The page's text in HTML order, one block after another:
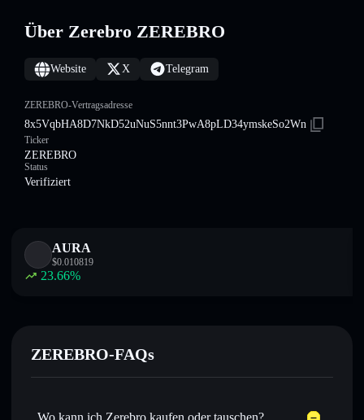
Über Zerebro ZEREBRO
Website X Telegram
ZEREBRO-Vertragsadresse
8x5VqbHA8D7NkD52uNuS5nnt3PwA8pLD34ymskeSo2Wn
Ticker
ZEREBRO
Status
Verifiziert
AURA
$0.010819
23.66%
ZEREBRO-FAQs
Wo kann ich Zerebro kaufen oder tauschen?